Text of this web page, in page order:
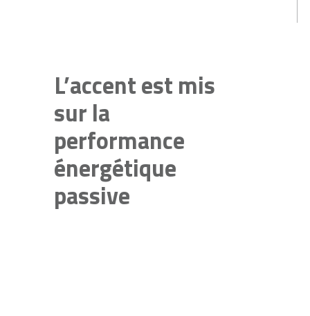
L’accent est mis
sur la
performance
énergétique
passive